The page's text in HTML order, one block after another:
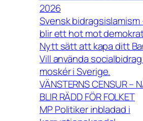
2026
Svensk
blir ett hot mot
Nytt sätt att kapa ditt
Vill använda
moskér i Sverige.
VÄNSTERNS CENSUR –
BLIR RÄDD FÖR FOLKET
MP Politiker inbladad i